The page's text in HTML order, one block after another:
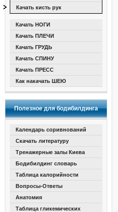
Качать кисть рук
Качать НОГИ
Качать ПЛЕЧИ
Качать ГРУДЬ
Качать СПИНУ
Качать ПРЕСС
Как накачать ШЕЮ
Полезное для бодибилдинга
Календарь соривнований
Скачать литературу
Тренажерные залы Киева
Бодибилдинг словарь
Таблица калорийности
Вопросы-Ответы
Анатомия
Таблица гликемических